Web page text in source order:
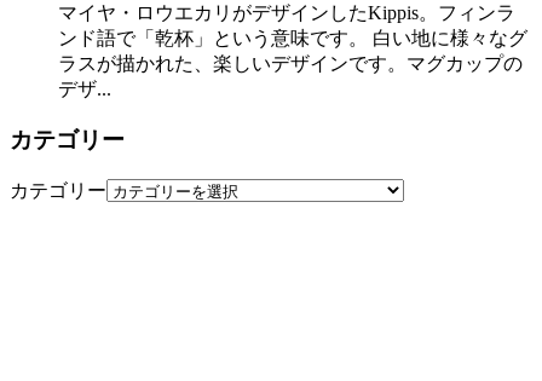
マイヤ・ロウエカリがデザインしたKippis。フィンラ
ンド語で「乾杯」という意味です。 白い地に様々なグ
ラスが描かれた、楽しいデザインです。マグカップの
デザ...
カテゴリー
カテゴリー